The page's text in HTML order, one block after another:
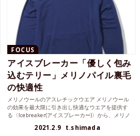
FOCUS
アイスブレーカー「優しく包み
込むテリー」メリノパイル裏毛
の快適性
メリノウールのアスレチックウエア メリノウール
の効果を最大限に引き出し快適なウエアを提供す
る〈Icebreaker(アイスブレーカー)〉から、メリノ
2021.2.9 t.shimada